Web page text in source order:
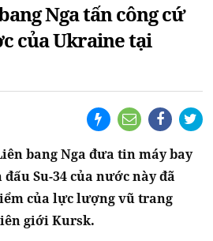
Nga tấn công cứ
của Ukraine tại
bang Nga đưa tin máy bay
Su-34 của nước này đã
của lực lượng vũ trang
giới Kursk.